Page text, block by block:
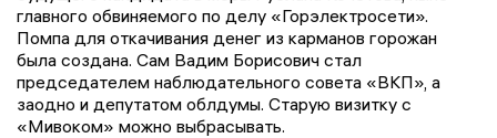
главного обвиняемого по делу «Горэлектросети».
Помпа для откачивания денег из карманов горожан
была создана. Сам Вадим Борисович стал
председателем наблюдательного совета «ВКП», а
заодно и депутатом облдумы. Старую визитку с
«Мивоком» можно выбрасывать.